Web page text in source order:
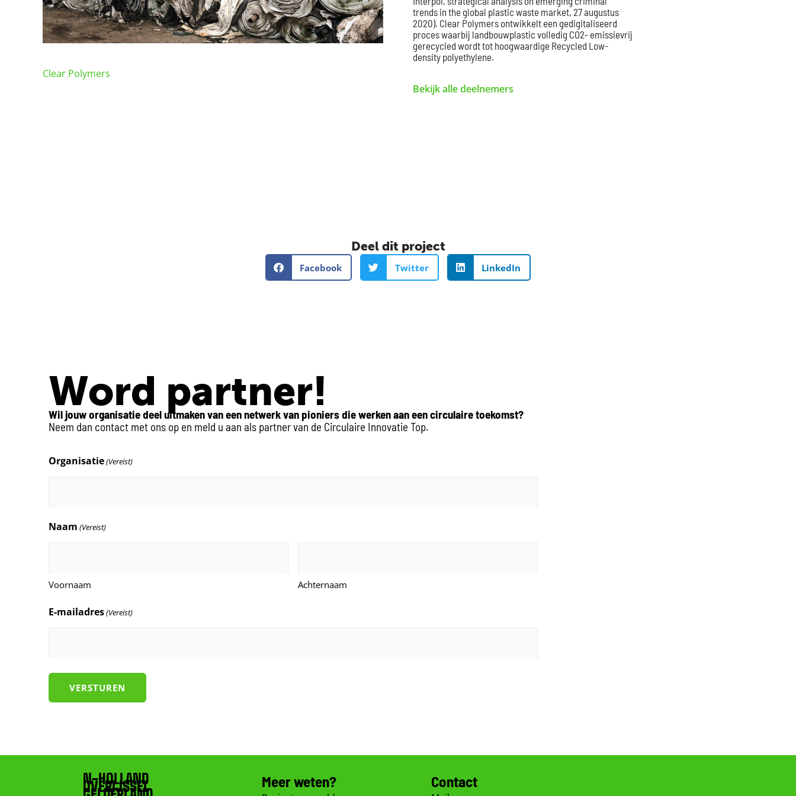
Clear Polymers
trends in the global plastic waste market, 27 augustus
2020). Clear Polymers ontwikkelt een gedigitaliseerd
proces waarbij landbouwplastic volledig CO2- emissievrij
gerecycled wordt tot hoogwaardige Recycled Low-
density polyethylene.
Bekijk alle deelnemers
Deel dit project
Facebook Twitter LinkedIn
Word partner!
Wil jouw organisatie deel uitmaken van een netwerk van pioniers die werken aan een circulaire toekomst?
Neem dan contact met ons op en meld u aan als partner van de Circulaire Innovatie Top.
Organisatie(Vereist)
Naam (Vereist)
Voornaam Achternaam
E-mailadres(Vereist)
N-HOLLAND
OVERIJSSEL Meer weten? Contact